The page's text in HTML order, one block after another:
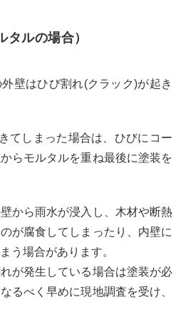
タルの場合）
壁はひび割れ(クラック)が起き
てしまった場合は、ひびにコー
らモルタルを重ね最後に塗装を
から雨水が浸入し、木材や断熱
が腐食してしまったり、内壁に
う場合があります。
が発生している場合は塗装が必
るべく早めに現地調査を受け、